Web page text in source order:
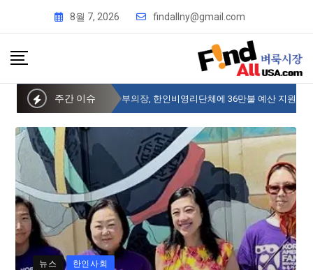
8월 7, 2026 findallny@gmail.com
주간 이슈
뉴욕시의회 샌드라 황 부의장, 한인비영리단체에 36만불 예산 지원
뉴스 한인사회